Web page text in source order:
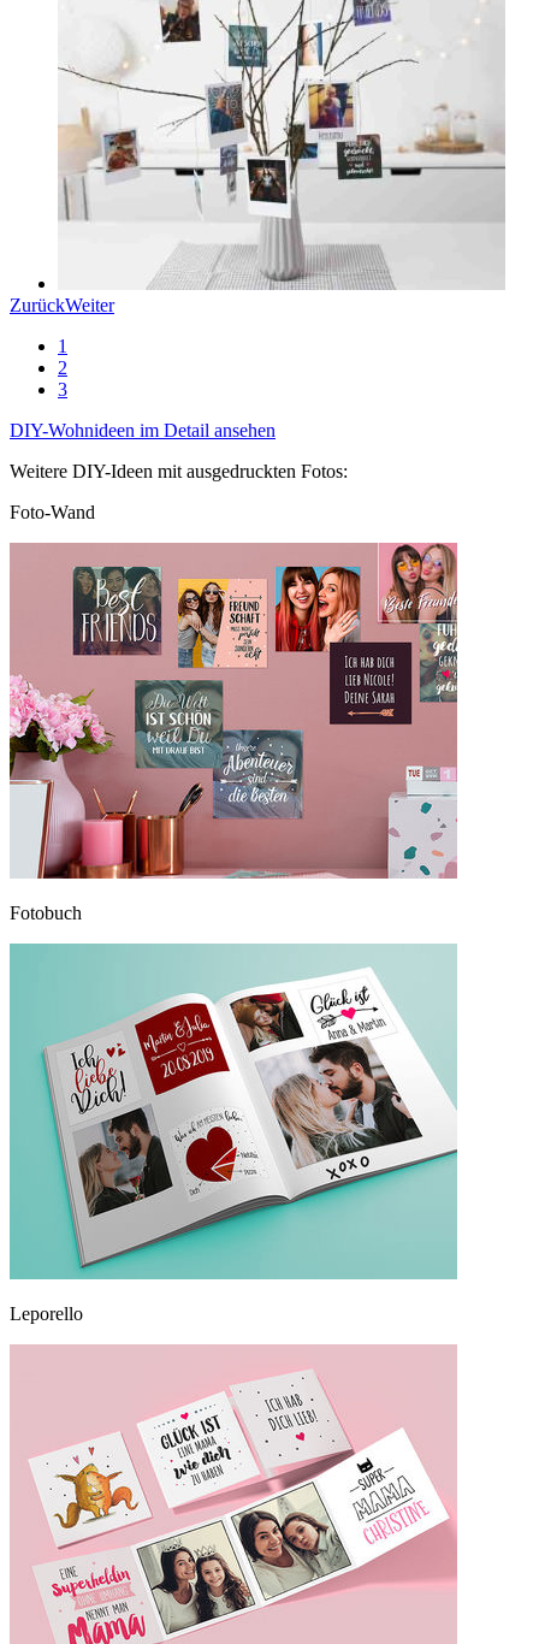
ZurückWeiter
1
2
3
DIY-Wohnideen im Detail ansehen
Weitere DIY-Ideen mit ausgedruckten Fotos:
Foto-Wand
Fotobuch
Leporello